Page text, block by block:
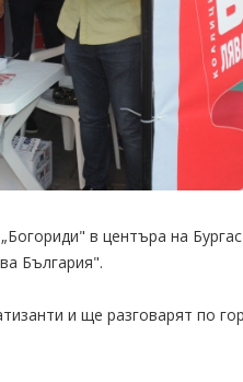
в центъра на
България".
и ще разговарят по